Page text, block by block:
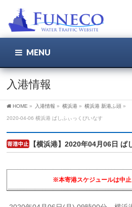
MENU
入港情報
HOME » 入港情報 » 横浜港 » 横浜港 新港ふ頭 »
2020-04-06 横浜港 ぱしふぃっくびいなす
【横浜港】2020年04月06日 ぱ
※本寄港スケジュールは中
ユーザー名 / メール